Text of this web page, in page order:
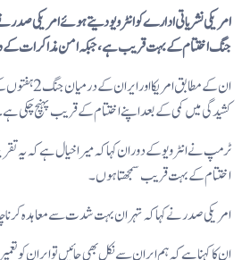
امریکی نشریاتی ادارے کو انٹرویو دیتے ہوئے امریکی
جنگ اختتام کے بہت قریب ہے، جبکہ امن مذاکرات کے
ان کے مطابق
کشیدگی میں کمی کے بعد اپنے اختتام کے قریب پہنچ چکی
ٹرمپ نے انٹرویو کے دوران کہا کہ میرا خیال ہے کہ یہ
اختتام کے بہت قریب سمجھتا ہوں۔
امریکی صدر نے کہا کہ تہران بہت شدت سے معاہدہ کرنا